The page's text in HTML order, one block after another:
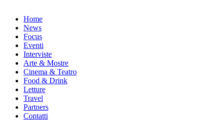
Home
News
Focus
Eventi
Interviste
Arte & Mostre
Cinema & Teatro
Food & Drink
Letture
Travel
Partners
Contatti